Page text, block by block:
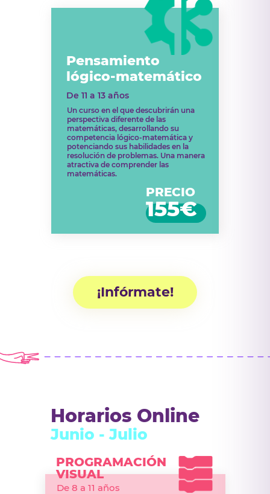
De 11 a 13 años
Un curso en el que descubrirán una
perspectiva diferente de las
matemáticas, desarrollando su
competencia lógico-matemática y
potenciando sus habilidades en la
resolución de problemas. Una manera
atractiva de comprender las
matemáticas.
Pensamiento
lógico-matemático
PRECIO
155€
¡Infórmate!
Horarios Online
Junio - Julio
PROGRAMACIÓN
VISUAL
De 8 a 11 años